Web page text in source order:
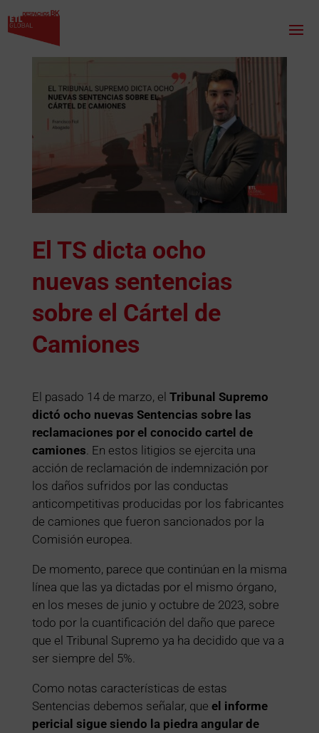
El TS dicta ocho
nuevas sentencias
sobre el Cártel de
Camiones
El pasado 14 de marzo, el Tribunal Supremo
dictó ocho nuevas Sentencias sobre las
reclamaciones por el conocido cartel de
camiones . En estos litigios se ejercita una
acción de reclamación de indemnización por
los daños sufridos por las conductas
anticompetitivas producidas por los fabricantes
de camiones que fueron sancionados por la
Comisión europea.
De momento, parece que continúan en la misma
línea que las ya dictadas por el mismo órgano,
en los meses de junio y octubre de 2023, sobre
todo por la cuantificación del daño que parece
que el Tribunal Supremo ya ha decidido que va a
ser siempre del 5%.
Como notas características de estas
Sentencias debemos señalar, que el informe
pericial sigue siendo la piedra angular de